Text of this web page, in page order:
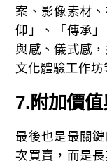
案、影像素材
仰」、「傳承
與感、儀式感
文化體驗工作坊
7. 附加價
最後也是最關
次買賣，而是